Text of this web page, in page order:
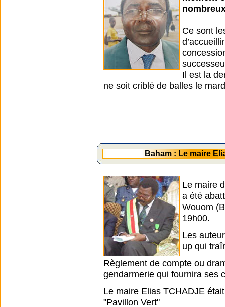
Ce sont
Il est la
ne soit criblé de balles le
Baham : Le maire
Le maire
a été
Wouom
19h00.
Les
up qui
Règlement de compte ou
gendarmerie qui fournira ses
Le maire Elias TCHADJE
"Pavillon Vert"